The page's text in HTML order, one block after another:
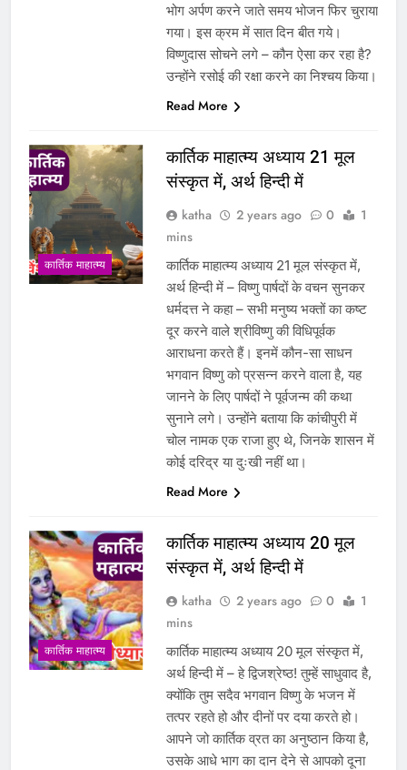
भोग अर्पण करने जाते समय भोजन फिर चुराया
गया। इस क्रम में सात दिन बीत गये।
विष्णुदास सोचने लगे – कौन ऐसा कर रहा है?
उन्होंने रसोई की रक्षा करने का निश्चय किया।
Read More
कार्तिक माहात्म्य
कार्तिक माहात्म्य अध्याय 21 मूल
संस्कृत में, अर्थ हिन्दी में
katha 2 years ago 0
1
mins
कार्तिक माहात्म्य अध्याय 21 मूल संस्कृत में,
अर्थ हिन्दी में – विष्णु पार्षदों के वचन सुनकर
धर्मदत्त ने कहा – सभी मनुष्य भक्तों का कष्ट
दूर करने वाले श्रीविष्णु की विधिपूर्वक
आराधना करते हैं। इनमें कौन-सा साधन
भगवान विष्णु को प्रसन्न करने वाला है, यह
जानने के लिए पार्षदों ने पूर्वजन्म की कथा
सुनाने लगे। उन्होंने बताया कि कांचीपुरी में
चोल नामक एक राजा हुए थे, जिनके शासन में
कोई दरिद्र या दुःखी नहीं था।
Read More
कार्तिक माहात्म्य
कार्तिक माहात्म्य अध्याय 20 मूल
संस्कृत में, अर्थ हिन्दी में
katha 2 years ago 0
1
mins
कार्तिक माहात्म्य अध्याय 20 मूल संस्कृत में,
अर्थ हिन्दी में – हे द्विजश्रेष्ठ! तुम्हें साधुवाद है,
क्योंकि तुम सदैव भगवान विष्णु के भजन में
तत्पर रहते हो और दीनों पर दया करते हो।
आपने जो कार्तिक व्रत का अनुष्ठान किया है,
उसके आधे भाग का दान देने से आपको दूना